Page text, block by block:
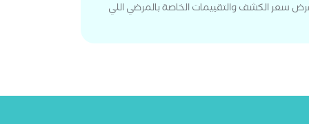
سعر الكشف والتقييمات الخاصة بالمرضي اللي